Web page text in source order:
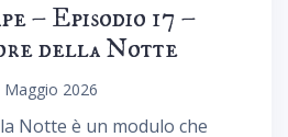
– Episodio 17 –
della Notte
Maggio 2026
Notte è un modulo che